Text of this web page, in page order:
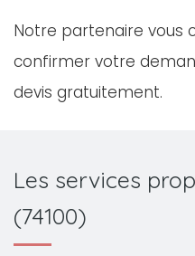
Notre partenaire vous
confirmer votre
devis gratuitement.
Les services
(74100)